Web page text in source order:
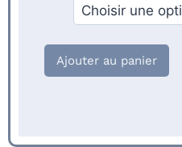
Ajouter au panier